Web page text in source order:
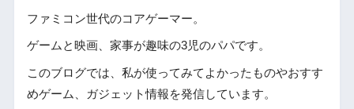
ファミコン世代のコアゲーマー。
ゲームと映画、家事が趣味の3児のパパです。
このブログでは、私が使ってみてよかったものやおすす
めゲーム、ガジェット情報を発信しています。